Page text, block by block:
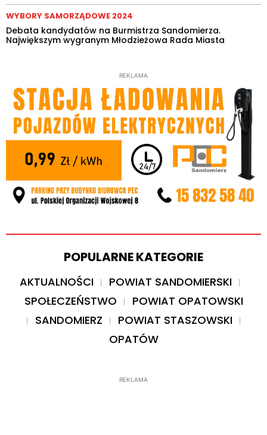
WYBORY SAMORZĄDOWE 2024
Debata kandydatów na Burmistrza Sandomierza.
Największym wygranym Młodzieżowa Rada Miasta
REKLAMA
POPULARNE KATEGORIE
AKTUALNOŚCI
POWIAT SANDOMIERSKI
SPOŁECZEŃSTWO
POWIAT OPATOWSKI
SANDOMIERZ
POWIAT STASZOWSKI
OPATÓW
REKLAMA